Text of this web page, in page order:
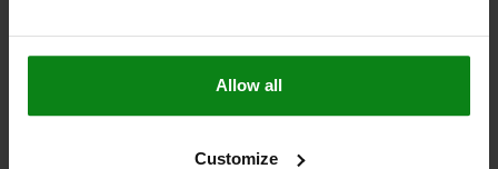
Allow all
Customize